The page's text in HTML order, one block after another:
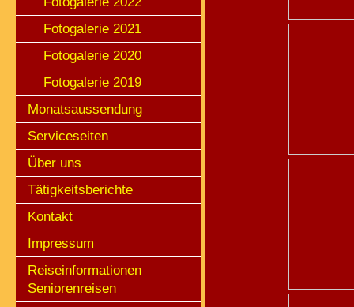
Fotogalerie 2021
Fotogalerie 2020
Fotogalerie 2019
Monatsaussendung
Serviceseiten
Über uns
Tätigkeitsberichte
Kontakt
Impressum
Reiseinformationen
Seniorenreisen